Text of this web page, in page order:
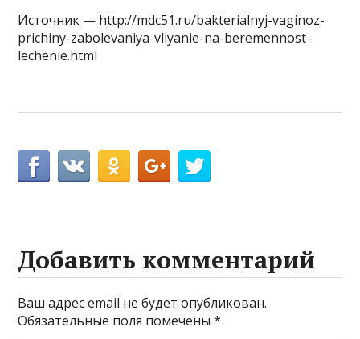
Источник — http://mdc51.ru/bakterialnyj-vaginoz-
prichiny-zabolevaniya-vliyanie-na-beremennost-
lechenie.html
Добавить комментарий
Ваш адрес email не будет опубликован.
Обязательные поля помечены*